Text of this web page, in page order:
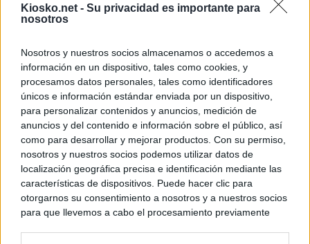
Kiosko.net - Su privacidad es importante para
nosotros
Nosotros y nuestros socios almacenamos o accedemos a
información en un dispositivo, tales como cookies, y
procesamos datos personales, tales como identificadores
únicos e información estándar enviada por un dispositivo,
para personalizar contenidos y anuncios, medición de
anuncios y del contenido e información sobre el público, así
como para desarrollar y mejorar productos. Con su permiso,
nosotros y nuestros socios podemos utilizar datos de
localización geográfica precisa e identificación mediante las
características de dispositivos. Puede hacer clic para
otorgarnos su consentimiento a nosotros y a nuestros socios
para que llevemos a cabo el procesamiento previamente